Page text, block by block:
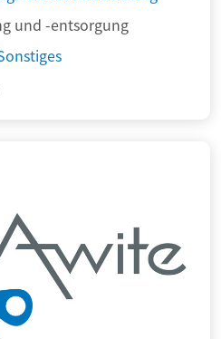
und -entsorgung